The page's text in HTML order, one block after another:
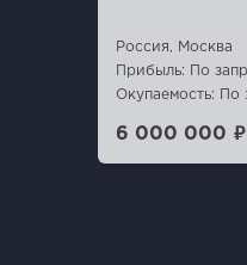
Россия, Москва
Прибыль: По
Окупаемость: По
6 000 000 ₽